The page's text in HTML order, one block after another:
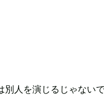
別人を演じるじゃない